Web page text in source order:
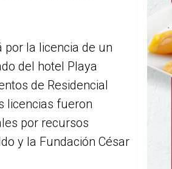
por la licencia de un
del hotel Playa
de Residencial
licencias fueron
por recursos
y la Fundación César